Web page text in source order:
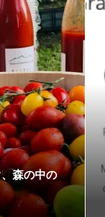
森の中の